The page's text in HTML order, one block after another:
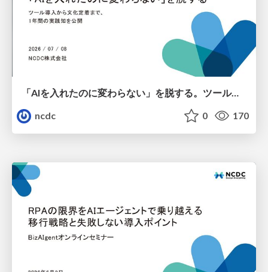
「AIを入れたのに変わらない」を脱する。ツール導入から文化定着まで、1年間の実践知を公開
ncdc
0 170